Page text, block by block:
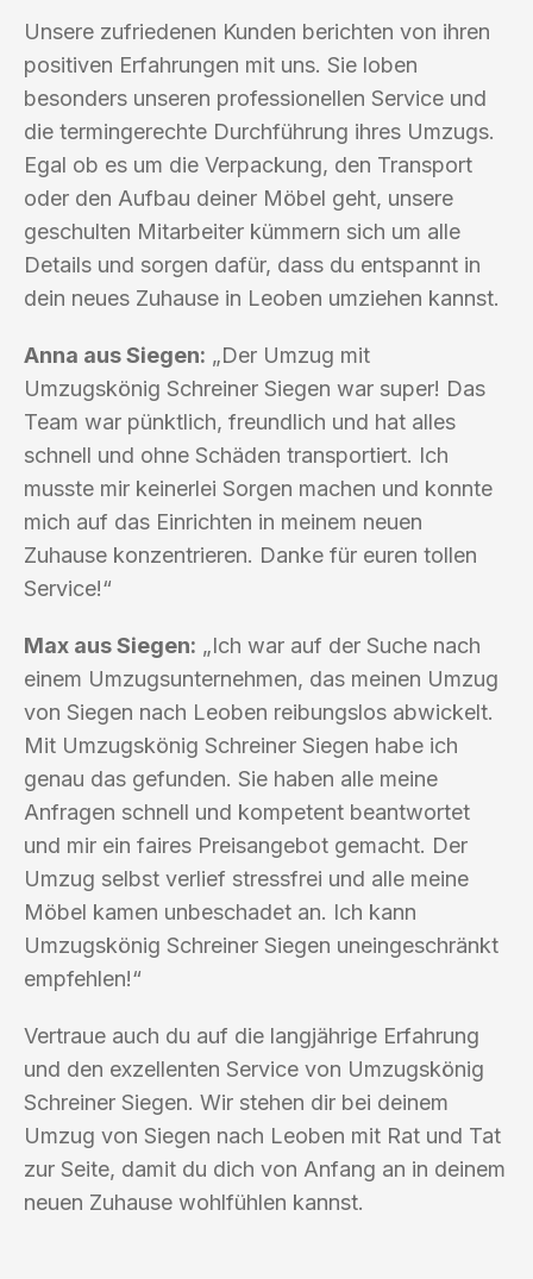
Unsere zufriedenen Kunden berichten von ihren
positiven Erfahrungen mit uns. Sie loben
besonders unseren professionellen Service und
die termingerechte Durchführung ihres Umzugs.
Egal ob es um die Verpackung, den Transport
oder den Aufbau deiner Möbel geht, unsere
geschulten Mitarbeiter kümmern sich um alle
Details und sorgen dafür, dass du entspannt in
dein neues Zuhause in Leoben umziehen kannst.
Anna aus Siegen: „Der Umzug mit
Umzugskönig Schreiner Siegen war super! Das
Team war pünktlich, freundlich und hat alles
schnell und ohne Schäden transportiert. Ich
musste mir keinerlei Sorgen machen und konnte
mich auf das Einrichten in meinem neuen
Zuhause konzentrieren. Danke für euren tollen
Service!“
Max aus Siegen: „Ich war auf der Suche nach
einem Umzugsunternehmen, das meinen Umzug
von Siegen nach Leoben reibungslos abwickelt.
Mit Umzugskönig Schreiner Siegen habe ich
genau das gefunden. Sie haben alle meine
Anfragen schnell und kompetent beantwortet
und mir ein faires Preisangebot gemacht. Der
Umzug selbst verlief stressfrei und alle meine
Möbel kamen unbeschadet an. Ich kann
Umzugskönig Schreiner Siegen uneingeschränkt
empfehlen!“
Vertraue auch du auf die langjährige Erfahrung
und den exzellenten Service von Umzugskönig
Schreiner Siegen. Wir stehen dir bei deinem
Umzug von Siegen nach Leoben mit Rat und Tat
zur Seite, damit du dich von Anfang an in deinem
neuen Zuhause wohlfühlen kannst.